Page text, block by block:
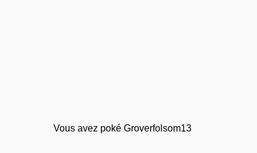
Vous avez poké Groverfolsom13